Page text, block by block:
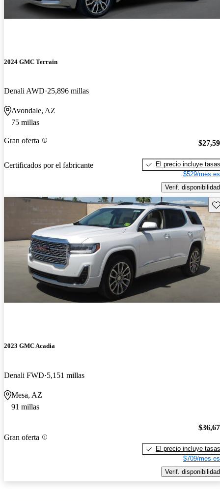
2024 GMC Terrain
Denali AWD 25,896 millas
Avondale, AZ
75 millas
Gran oferta
Certificados por el fabricante
El precio incluye tasas
$529/mes
Verif. disponibilidad
2023 GMC Acadia
Denali FWD 5,151 millas
Mesa, AZ
91 millas
Gran oferta
El precio incluye tasas
$709/mes
Verif. disponibilidad